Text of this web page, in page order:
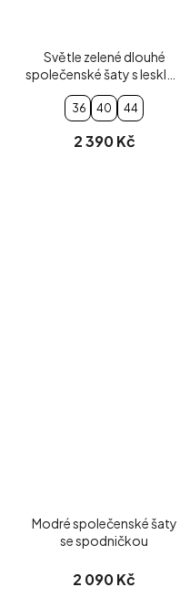
Světle zelené dlouhé
společenské šaty s lesklou
sukní
36 40 44
2 390 Kč
Modré společenské šaty
se spodničkou
2 090 Kč